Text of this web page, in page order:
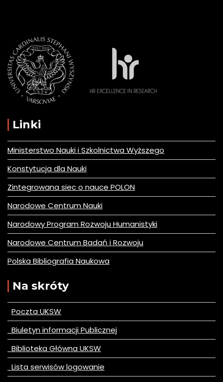
Linki
Ministerstwo Nauki i Szkolnictwa Wyższego
Konstytucja dla Nauki
Zintegrowana siec o nauce POLON
Narodowe Centrum Nauki
Narodowy Program Rozwoju Humanistyki
Narodowe Centrum Badań i Rozwoju
Polska Bibliografia Naukowa
Na skróty
Poczta UKSW
Biuletyn informacji Publicznej
Biblioteka Główna UKSW
Lista serwisów logowanie